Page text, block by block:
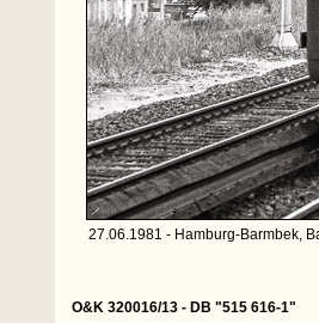
27.06.1981 - Hamburg-Barmbek,
O&K 320016/13 - DB "515 616-1"